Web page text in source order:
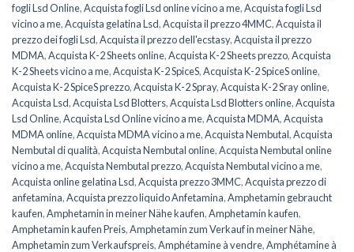
fogli Lsd Online,Acquista fogli Lsd online vicino a me,Acquista fogli Lsd
vicino a me,Acquista gelatina Lsd,Acquista il prezzo 4MMC,Acquista il
prezzo dei fogli Lsd,Acquista il prezzo dell'ecstasy,Acquista il prezzo
MDMA,Acquista K-2 Sheets online,Acquista K-2 Sheets prezzo,Acquista
K-2 Sheets vicino a me,Acquista K-2 SpiceS,Acquista K-2 SpiceS online,
Acquista K-2 SpiceS prezzo,Acquista K-2 Spray,Acquista K-2 Sray online,
Acquista Lsd,Acquista Lsd Blotters,Acquista Lsd Blotters online,Acquista
Lsd Online,Acquista Lsd Online vicino a me,Acquista MDMA,Acquista
MDMA online,Acquista MDMA vicino a me,Acquista Nembutal,Acquista
Nembutal di qualità,Acquista Nembutal online,Acquista Nembutal online
vicino a me,Acquista Nembutal prezzo,Acquista Nembutal vicino a me,
Acquista online gelatina Lsd,Acquista prezzo 3MMC,Acquista prezzo di
anfetamina,Acquista prezzo liquido Anfetamina,Amphetamin gebraucht
kaufen,Amphetamin in meiner Nähe kaufen,Amphetamin kaufen,
Amphetamin kaufen Preis,Amphetamin zum Verkauf in meiner Nähe,
Amphetamin zum Verkaufspreis,Amphétamine à vendre,Amphétamine à